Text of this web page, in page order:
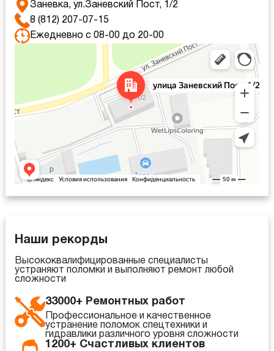
Заневка, ул.Заневский Пост, 1/2
8 (812) 207-07-15
Ежедневно с 08-00 до 20-00
Яндекс Карты — транспорт, навигация, поиск мест
Наши рекорды
Высококвалифицированные специалисты
устраняют поломки и выполняют ремонт любой
сложности
33000+ Ремонтных работ
Профессиональное и качественное
устранение поломок спецтехники и
гидравлики различного уровня сложности
1200+ Счастливых клиентов